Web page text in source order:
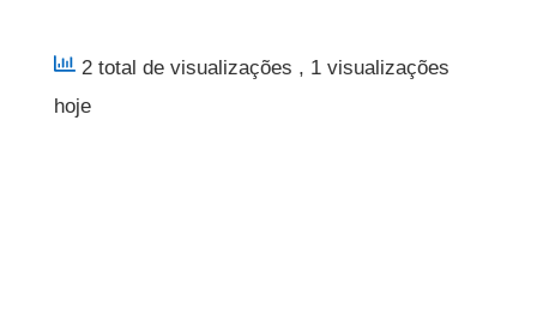
2 total de visualizações , 1 visualizações
hoje